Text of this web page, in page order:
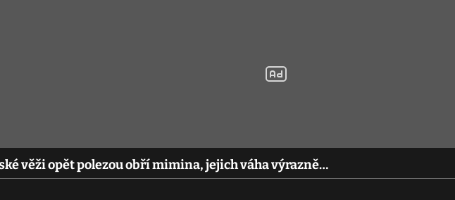
věži opět polezou obří mimina, jejich váha výrazně…